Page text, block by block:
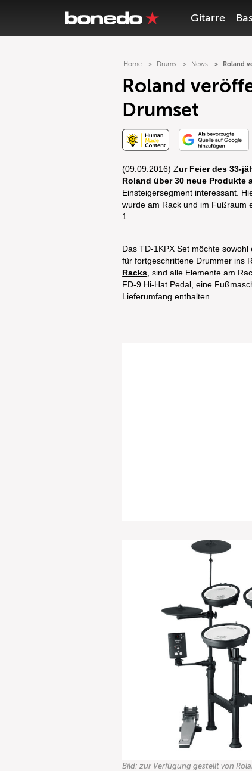
Gitarre
Home Drums News Roland
Roland
Drumset
(09.09.2016) Zur Feier des 33-
Roland über 30 neue Produkte
Einsteigersegment interessant.
wurde am Rack und im Fußraum
1.
Das TD-1KPX Set möchte
für fortgeschrittene Drummer ins
Racks , sind alle Elemente am
FD-9 Hi-Hat Pedal, eine
Lieferumfang enthalten.
Bild: zur Verfügung gestellt von